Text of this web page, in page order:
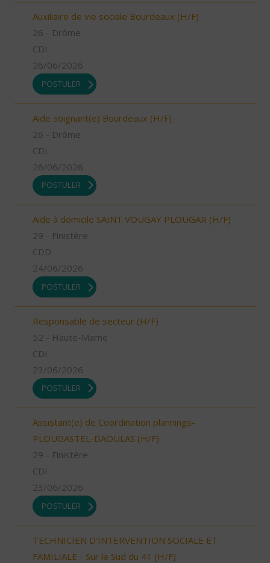
Auxiliaire de vie sociale Bourdeaux (H/F)
26 - Drôme
CDI
26/06/2026
POSTULER
Aide soignant(e) Bourdeaux (H/F)
26 - Drôme
CDI
26/06/2026
POSTULER
Aide à domicile SAINT VOUGAY PLOUGAR (H/F)
29 - Finistère
CDD
24/06/2026
POSTULER
Responsable de secteur (H/F)
52 - Haute-Marne
CDI
23/06/2026
POSTULER
Assistant(e) de Coordination plannings-
PLOUGASTEL-DAOULAS (H/F)
29 - Finistère
CDI
23/06/2026
POSTULER
TECHNICIEN D’INTERVENTION SOCIALE ET
FAMILIALE - Sur le Sud du 41 (H/F)